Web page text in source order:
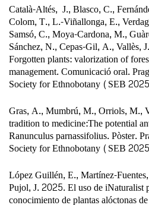
Català-Altés, J., Blasco, C.,
Colom, T., L.-Viñallonga, E.,
Samsó, C., Moya-Cardona, M.,
Sánchez, N., Cepas-Gil, A., Vallès,
Forgotten plants: valorization of
management. Comunicació oral.
Society for Ethnobotany (SEB
Gras, A., Mumbrú, M., Orriols, M.,
tradition to medicine:The potential
Ranunculus parnassifolius.Pòster.
Society for Ethnobotany (SEB
López Guillén, E., Martínez-
Pujol, J. 2025. El uso de iNaturalist
conocimiento de plantas alóctonas